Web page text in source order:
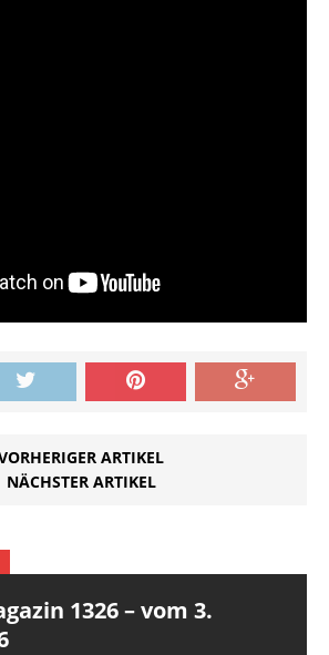
ARTIKEL
NÄCHSTER ARTIKEL
1326 – vom 3.